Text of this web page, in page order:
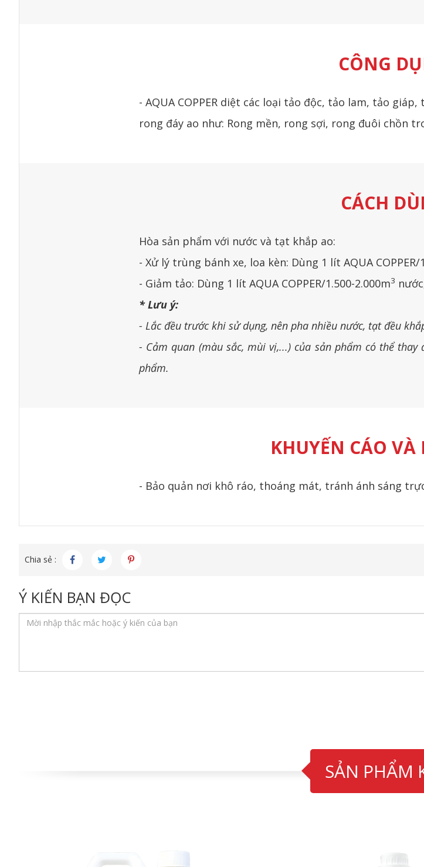
CÔNG
- AQUA COPPER diệt các loại tảo độc, tảo lam, tảo
rong đáy ao như: Rong mền, rong sợi, rong đuôi chồn
CÁCH
Hòa sản phẩm với nước và tạt khắp ao:
- Xử lý trùng bánh xe, loa kèn: Dùng 1 lít AQUA COPPER/
- Giảm tảo: Dùng 1 lít AQUA COPPER/1.500-2.000m3
* Lưu ý:
- Lắc đều trước khi sử dụng, nên pha nhiều nước, tạt đều
- Cảm quan (màu sắc, mùi vị,...) của sản phẩm có thể
phẩm.
KHUYẾN CÁO
- Bảo quản nơi khô ráo, thoáng mát, tránh ánh sáng
Chia sẻ :
Ý KIẾN BẠN ĐỌC
SẢN PHẨM